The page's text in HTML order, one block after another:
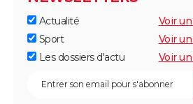
Actualité
Voir
Sport
Voir
Les dossiers d'actu
Voir